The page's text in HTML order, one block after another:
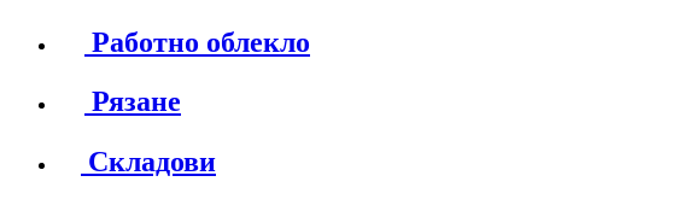
Работно облекло
Рязане
Складови